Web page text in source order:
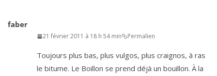
faber
21 février 2011 à 18 h 54 min Permalien
Toujours plus bas, plus vul­gos, plus crai­gnos, à ras
le bitume. Le Boillon se prend déjà un bouillon. À la